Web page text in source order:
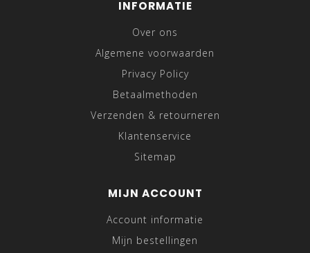
INFORMATIE
Over ons
Algemene voorwaarden
Privacy Policy
Betaalmethoden
Verzenden & retourneren
Klantenservice
Sitemap
MIJN ACCOUNT
Account informatie
Mijn bestellingen